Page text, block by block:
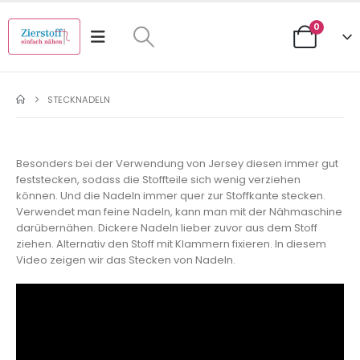
0
STECKNADELN
Besonders bei der Verwendung von Jersey diesen immer gut
feststecken, sodass die Stoffteile sich wenig verziehen
können. Und die Nadeln immer quer zur Stoffkante stecken.
Verwendet man feine Nadeln, kann man mit der Nähmaschine
darübernähen. Dickere Nadeln lieber zuvor aus dem Stoff
ziehen. Alternativ den Stoff mit Klammern fixieren. In diesem
Video zeigen wir das Stecken von Nadeln.